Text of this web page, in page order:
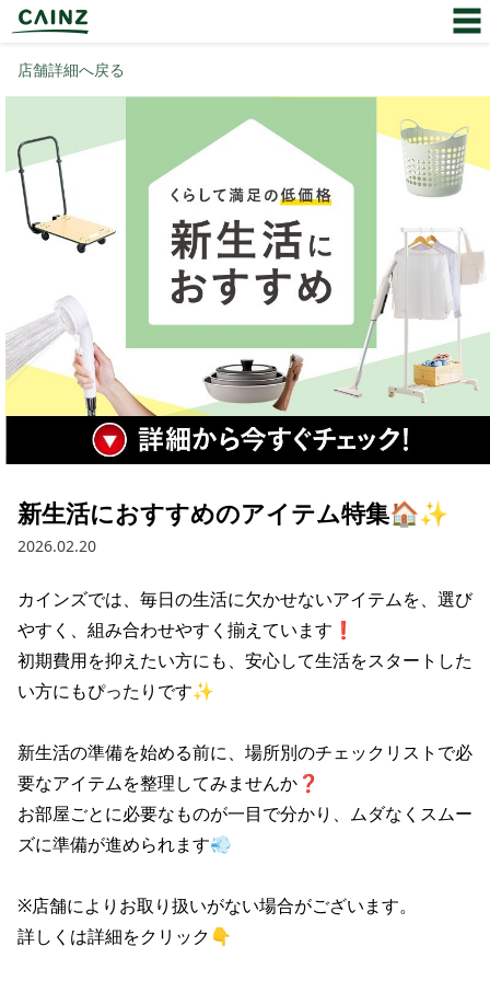
店舗詳細へ戻る
新生活におすすめのアイテム特集🏠✨
2026.02.20
カインズでは、毎日の生活に欠かせない​アイテムを、​選び
やすく、​組み合わせやすく​揃えています❗
​初期費用を​抑えたい方にも、​安心して​生活を​スタートした
い方にも​ぴったりです✨
新生活の準備を始める前に、場所別のチェックリストで必
要なアイテムを整理してみませんか❓
お部屋ごとに必要なものが一目で分かり、ムダなくスムー
ズに準備が進められます💨
※店舗によりお取り扱いがない場合がございます。
詳しくは詳細をクリック👇